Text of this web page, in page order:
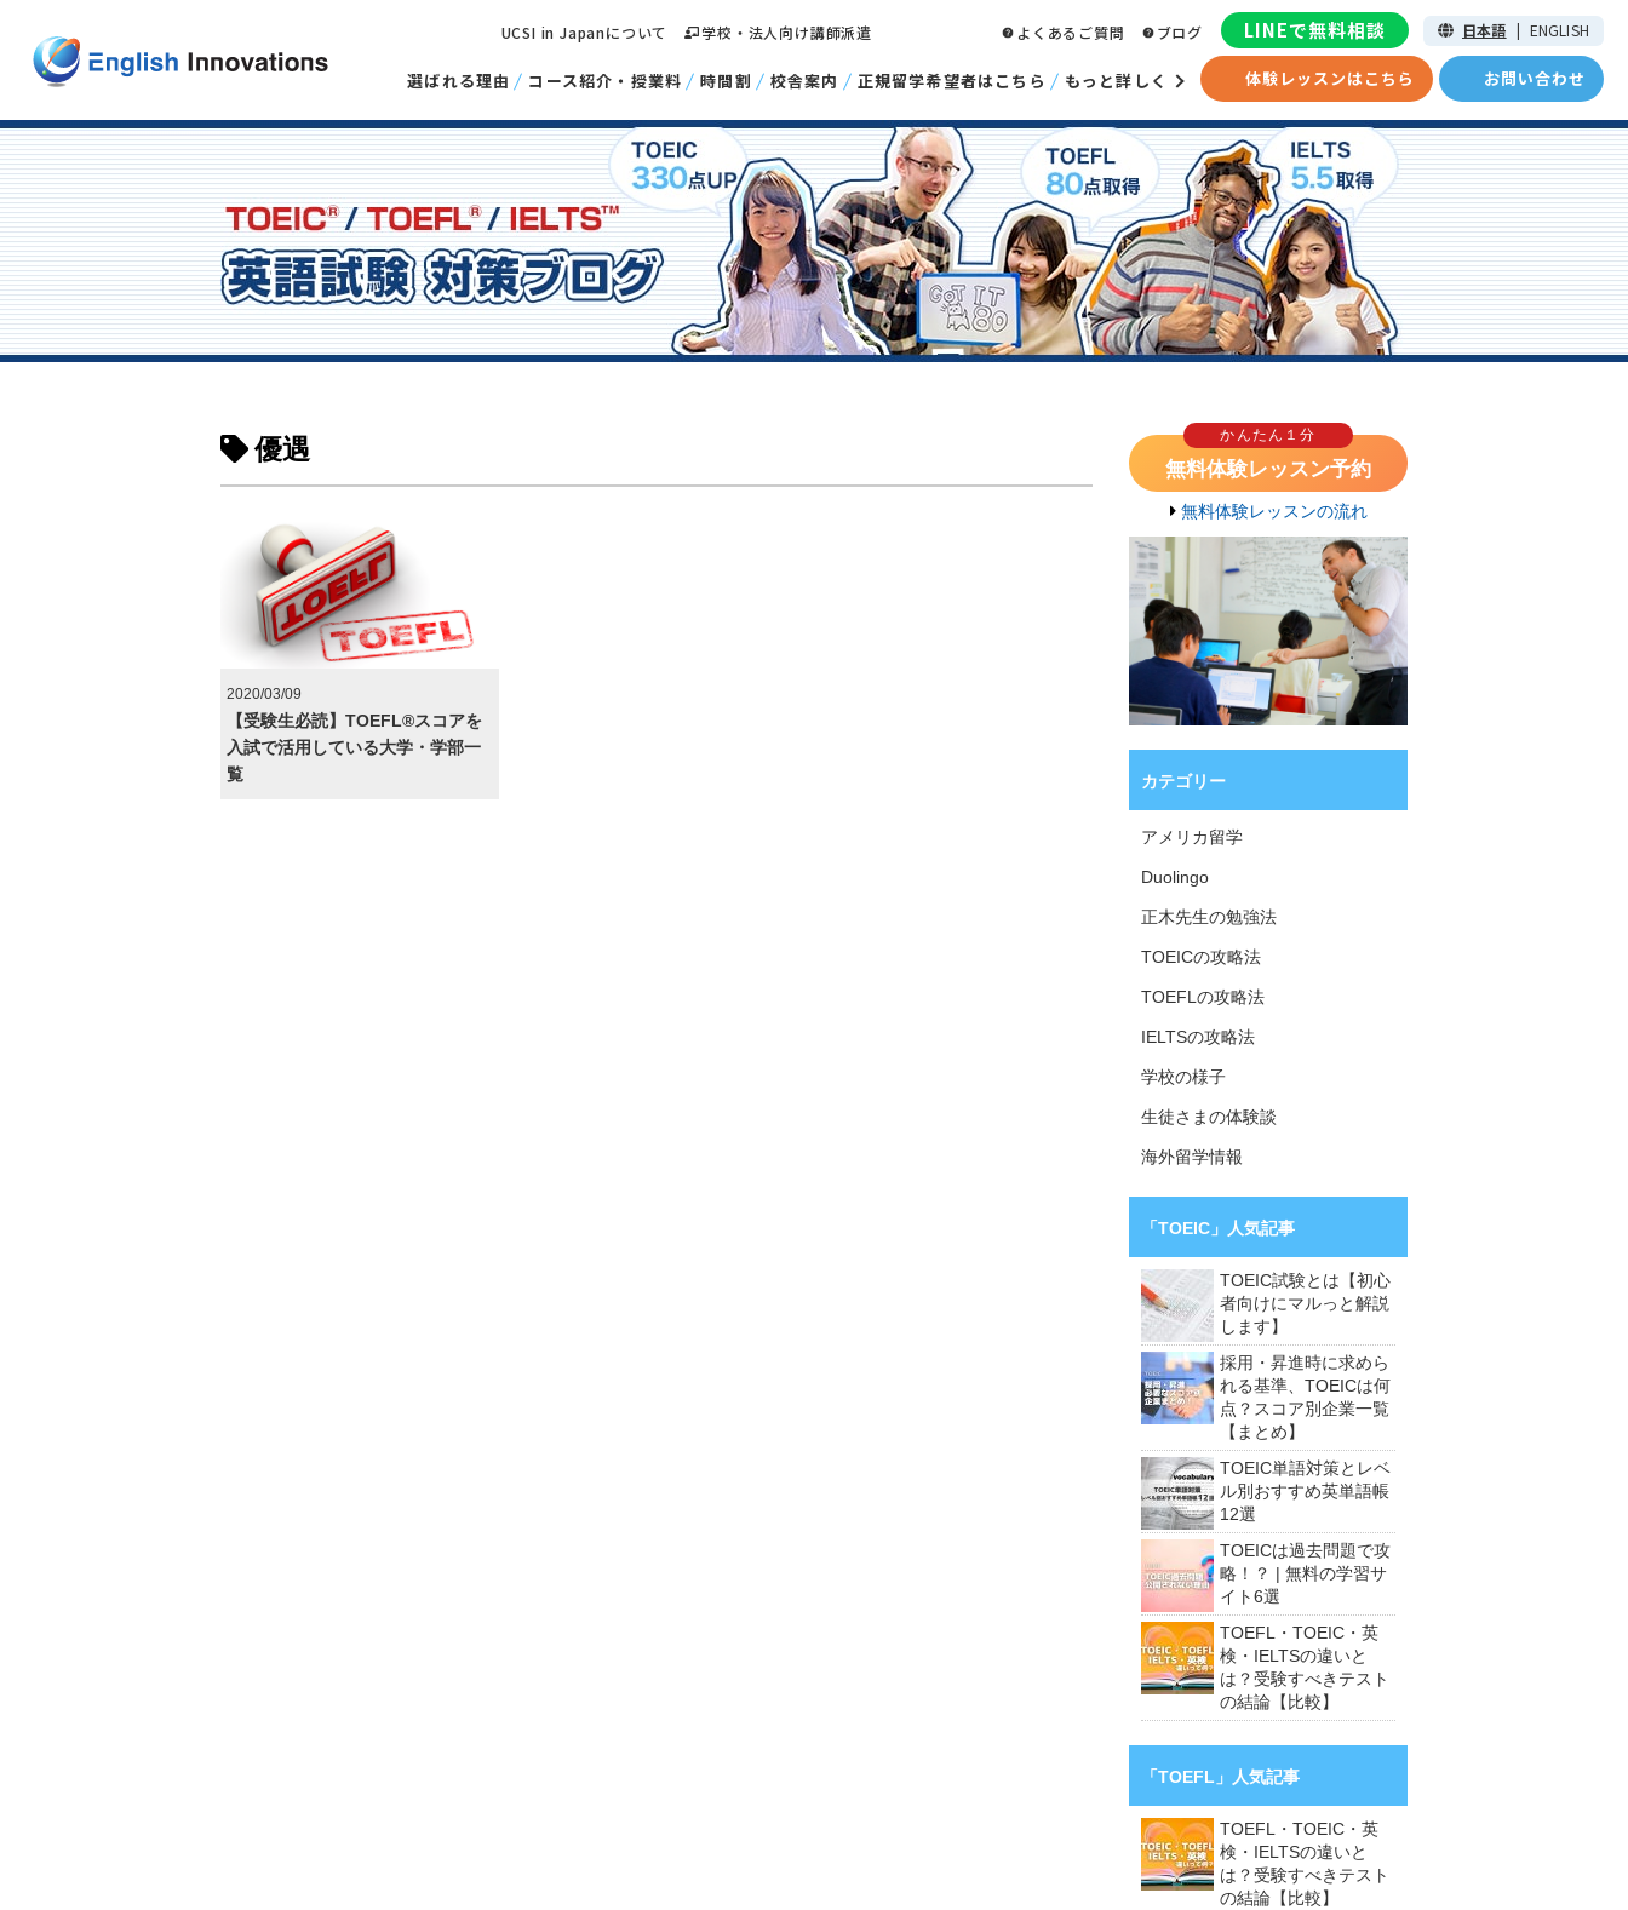
選ばれる理由 コース紹介・授業料 時間割 校舎案内 正規留学希望者はこちら もっと詳しく 体験レッスンはこちら お問い合わせ
UCSI in Japanについて 学校・法人向け講師派遣 よくあるご質問 ブログ LINEで無料相談 日本語 | ENGLISH
優遇
2020/03/09
【受験生必読】TOEFL®︎スコアを
入試で活用している大学・学部一
覧
かんたん１分
無料体験レッスン予約
無料体験レッスンの流れ
カテゴリー
アメリカ留学
Duolingo
正木先生の勉強法
TOEICの攻略法
TOEFLの攻略法
IELTSの攻略法
学校の様子
生徒さまの体験談
海外留学情報
「TOEIC」人気記事
TOEIC試験とは【初心
者向けにマルっと解説
します】
採用・昇進時に求めら
れる基準、TOEICは何
点？スコア別企業一覧
【まとめ】
TOEIC単語対策とレベ
ル別おすすめ英単語帳
12選
TOEICは過去問題で攻
略！？ | 無料の学習サ
イト6選
TOEFL・TOEIC・英
検・IELTSの違いと
は？受験すべきテスト
の結論【比較】
「TOEFL」人気記事
TOEFL・TOEIC・英
検・IELTSの違いと
は？受験すべきテスト
の結論【比較】